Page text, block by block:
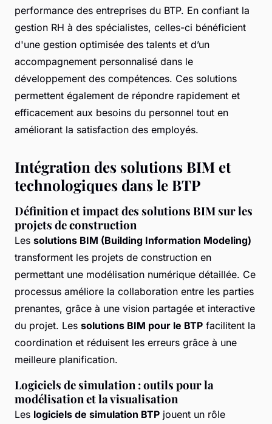
performance des entreprises du BTP. En confiant la
gestion RH à des spécialistes, celles-ci bénéficient
d'une gestion optimisée des talents et d’un
accompagnement personnalisé dans le
développement des compétences. Ces solutions
permettent également de répondre rapidement et
efficacement aux besoins du personnel tout en
améliorant la satisfaction des employés.
Intégration des solutions BIM et
technologiques dans le BTP
Définition et impact des solutions BIM sur les
projets de construction
Les solutions BIM (Building Information Modeling)
transforment les projets de construction en
permettant une modélisation numérique détaillée. Ce
processus améliore la collaboration entre les parties
prenantes, grâce à une vision partagée et interactive
du projet. Les solutions BIM pour le BTP facilitent la
coordination et réduisent les erreurs grâce à une
meilleure planification.
Logiciels de simulation : outils pour la
modélisation et la visualisation
Les logiciels de simulation BTP jouent un rôle